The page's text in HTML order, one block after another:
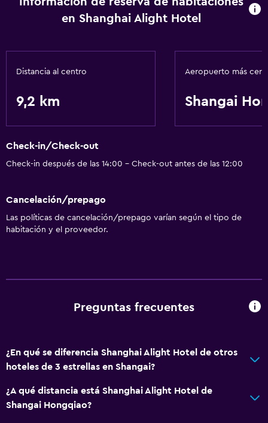
en Shanghai Alight Hotel
Distancia al centro
9,2 km
Aeropuerto más
Shangai
Check-in/Check-out
Check-in después de las 14:00 - Check-out antes de las 12:00
Cancelación/prepago
Las políticas de cancelación/prepago varían según el tipo de
habitación y el proveedor.
Preguntas frecuentes
¿En qué se diferencia Shanghai Alight Hotel de otros
hoteles de 3 estrellas en Shangai?
¿A qué distancia está Shanghai Alight Hotel de
Shangai Hongqiao?